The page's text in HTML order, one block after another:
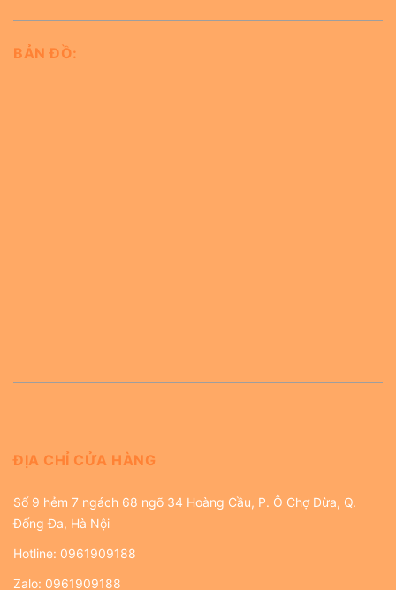
BẢN ĐỒ:
ĐỊA CHỈ CỬA HÀNG
Số 9 hẻm 7 ngách 68 ngõ 34 Hoàng Cầu, P. Ô Chợ Dừa, Q.
Đống Đa, Hà Nội
Hotline: 0961909188
Zalo: 0961909188